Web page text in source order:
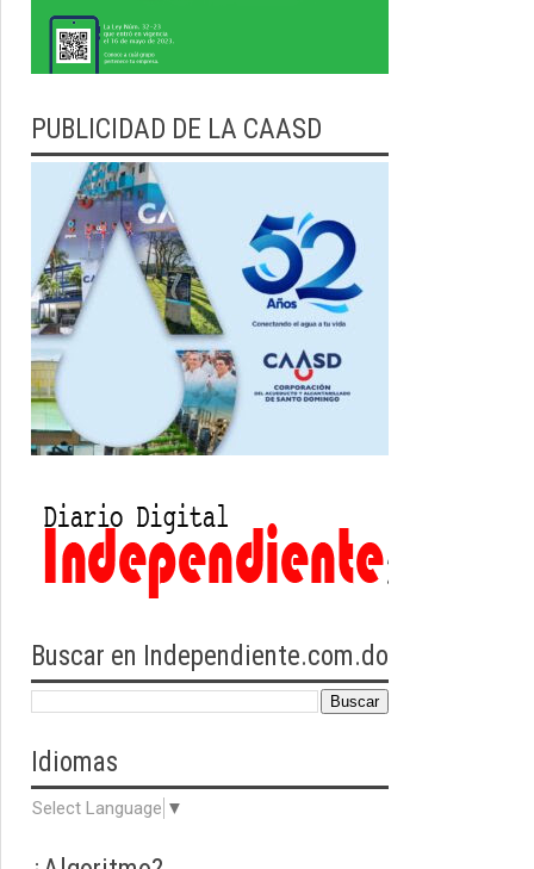
PUBLICIDAD DE LA CAASD
Buscar en Independiente.com.do
Idiomas
Select Language ▼